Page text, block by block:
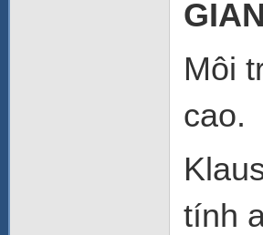
GIAN
Môi
cao.
tính